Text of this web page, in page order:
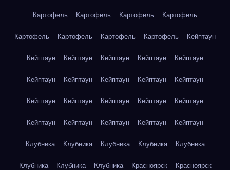
Картофель Картофель Картофель Картофель
Картофель Картофель Картофель Картофель Кейптаун
Кейптаун Кейптаун Кейптаун Кейптаун Кейптаун
Кейптаун Кейптаун Кейптаун Кейптаун Кейптаун
Кейптаун Кейптаун Кейптаун Кейптаун Кейптаун
Кейптаун Кейптаун Кейптаун Кейптаун Кейптаун
Клубника Клубника Клубника Клубника Клубника
Клубника Клубника Клубника Красноярск Красноярск